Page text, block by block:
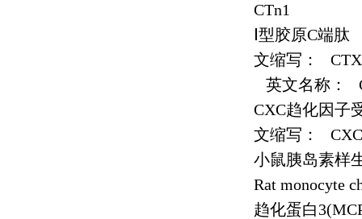
CTn1
Ⅰ型胶原C端肽
文缩写：
英文名称：
CXC趋化因子
文缩写：
小鼠胰岛素样
Rat monocyte
趋化蛋白